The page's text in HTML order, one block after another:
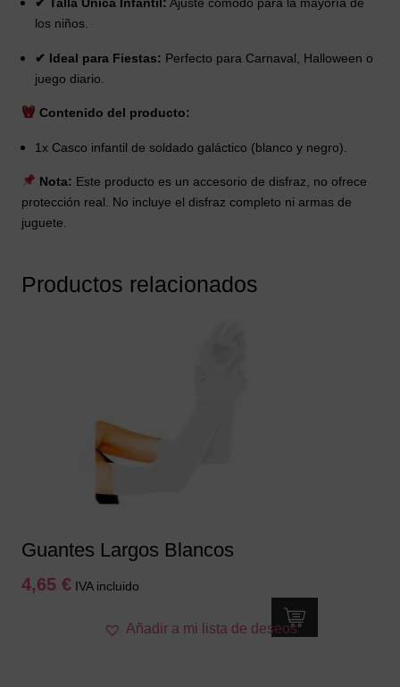
los niños.
✔ Ideal para Fiestas: Perfecto para Carnaval, Halloween o
juego diario.
Contenido del producto:
1x Casco infantil de soldado galáctico (blanco y negro).
Nota: Este producto es un accesorio de disfraz, no ofrece
protección real. No incluye el disfraz completo ni armas de
juguete.
Productos relacionados
Guantes Largos Blancos
4,65 € IVA incluido
Añadir a mi lista de deseos